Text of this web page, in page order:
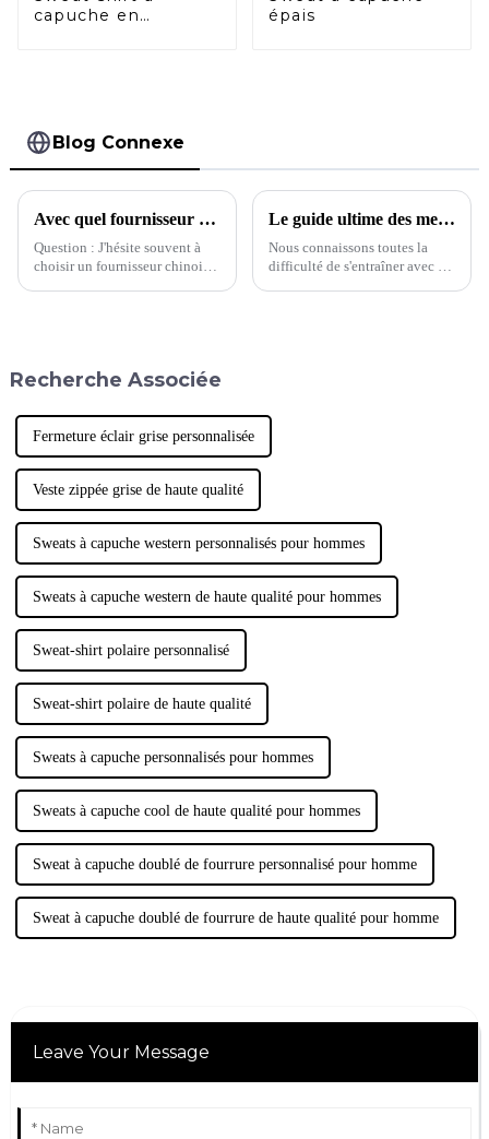
capuche en
épais
Blog Connexe
Avec quel fournisseur devrais-je choisir de travailler ?
Question : J'hésite souvent à
choisir un fournisseur chinois.
Le guide ultime des meilleurs soutiens-gorge de sport
Nous connaissons toutes la
difficulté de s'entraîner avec un
Recherche Associée
Fermeture éclair grise personnalisée
Veste zippée grise de haute qualité
Sweats à capuche western personnalisés pour hommes
Sweats à capuche western de haute qualité pour hommes
Sweat-shirt polaire personnalisé
Sweat-shirt polaire de haute qualité
Sweats à capuche personnalisés pour hommes
Sweats à capuche cool de haute qualité pour hommes
Sweat à capuche doublé de fourrure personnalisé pour homme
Sweat à capuche doublé de fourrure de haute qualité pour homme
Leave Your Message